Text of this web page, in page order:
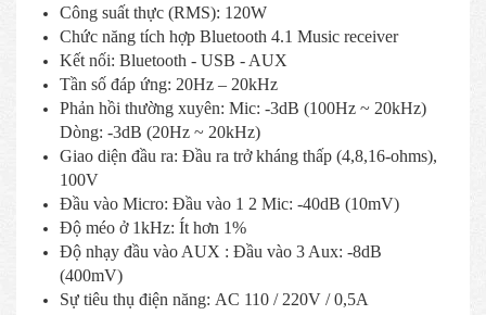
Công suất thực (RMS): 120W
Chức năng tích hợp Bluetooth 4.1 Music receiver
Kết nối: Bluetooth - USB - AUX
Tần số đáp ứng: 20Hz – 20kHz
Phản hồi thường xuyên: Mic: -3dB (100Hz ~ 20kHz)
Dòng: -3dB (20Hz ~ 20kHz)
Giao diện đầu ra: Đầu ra trở kháng thấp (4,8,16-ohms),
100V
Đầu vào Micro: Đầu vào 1 2 Mic: -40dB (10mV)
Độ méo ở 1kHz: Ít hơn 1%
Độ nhạy đầu vào AUX : Đầu vào 3 Aux: -8dB
(400mV)
Sự tiêu thụ điện năng: AC 110 / 220V / 0,5A